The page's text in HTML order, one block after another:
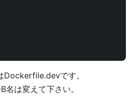
です。
は変えて下さい。